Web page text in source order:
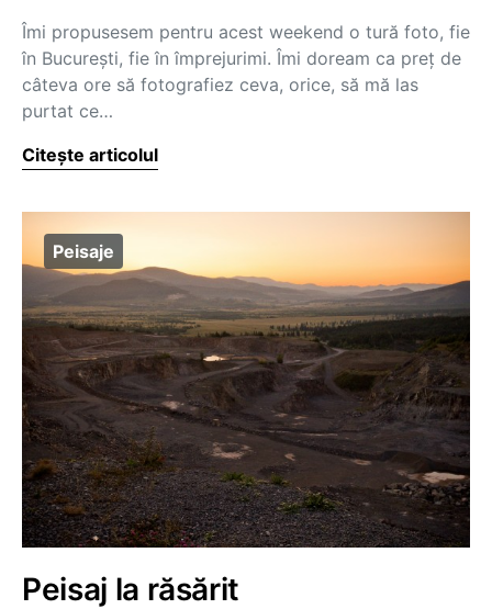
Îmi propusesem pentru acest weekend o tură foto, fie
în București, fie în împrejurimi. Îmi doream ca preț de
câteva ore să fotografiez ceva, orice, să mă las
purtat ce…
Citește articolul
Peisaje
Peisaj la răsărit